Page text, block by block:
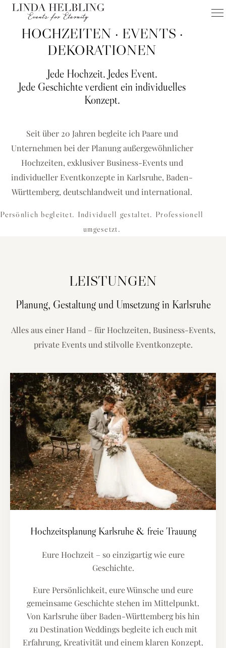
FÜR KARLSRUHE & UMGEBUNG
HOCHZEITEN
EVENTS
DEKORATIONEN
Hochzeitsplanerin Karlsruhe & Eventagentur für einzigartige
HOCHZEIT PLANEN
HOCHZEITEN · EVENTS ·
DEKORATIONEN
Jede Hochzeit. Jedes Event.
Jede Geschichte verdient ein individuelles
Konzept.
Seit über 20 Jahren begleite ich Paare und
Unternehmen bei der Planung außergewöhnlicher
Hochzeiten, exklusiver Business-Events und
individueller Eventkonzepte in Karlsruhe, Baden-
Württemberg, deutschlandweit und international.
Persönlich begleitet. Individuell gestaltet. Professionell
umgesetzt.
LEISTUNGEN
Planung, Gestaltung und Umsetzung in Karlsruhe
Alles aus einer Hand – für Hochzeiten, Business-Events,
private Events und stilvolle Eventkonzepte.
Hochzeitsplanung Karlsruhe & freie Trauung
Eure Hochzeit – so einzigartig wie eure
Geschichte.
Eure Persönlichkeit, eure Wünsche und eure
gemeinsame Geschichte stehen im Mittelpunkt.
Von Karlsruhe über Baden-Württemberg bis hin
zu Destination Weddings begleite ich euch mit
Erfahrung, Kreativität und einem klaren Konzept.